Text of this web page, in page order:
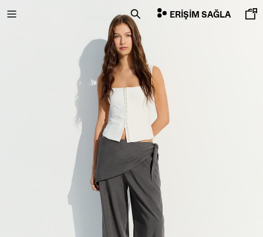
ERIŞIM SAĞLA
İNDİRİMİN SON GÜNLERİ
YENI KOLEKSIYON
COMBO WINS %